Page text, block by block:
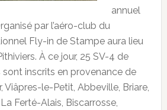
annuel
par l’aéro-club du
Fly-in de Stampe aura lieu
À ce jour, 25 SV-4 de
inscrits en provenance de
Viâpres-le-Petit, Abbeville, Briare,
Ferté-Alais, Biscarrosse,